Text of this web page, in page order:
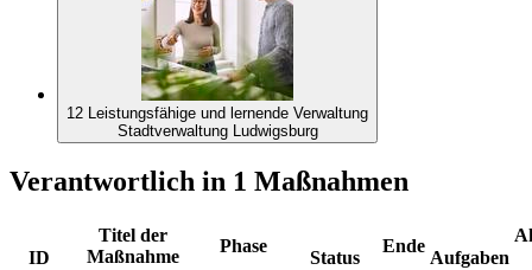
12 Leistungsfähige und lernende Verwaltung
Stadtverwaltung Ludwigsburg
Verantwortlich in 1 Maßnahmen
ID
Titel der
Maßnahme
Phase
Status
Ende
Aufgaben